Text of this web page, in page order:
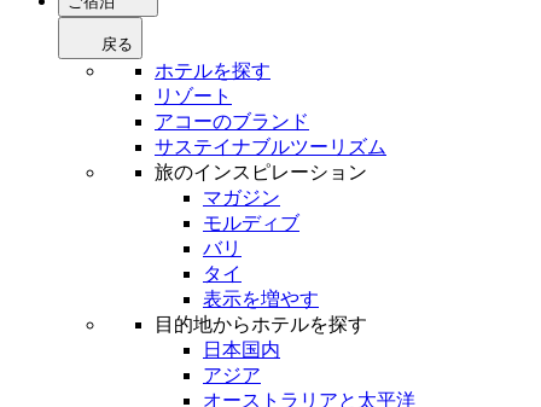
戻る
ホテルを探す
リゾート
アコーのブランド
サステイナブルツーリズム
旅のインスピレーション
マガジン
モルディブ
バリ
タイ
表示を増やす
目的地からホテルを探す
日本国内
アジア
オーストラリアと太平洋